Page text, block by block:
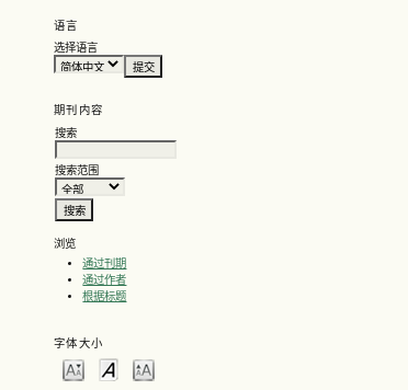
语言
选择语言
期刊内容
搜索
搜索范围
浏览
通过刊期
通过作者
根据标题
字体大小